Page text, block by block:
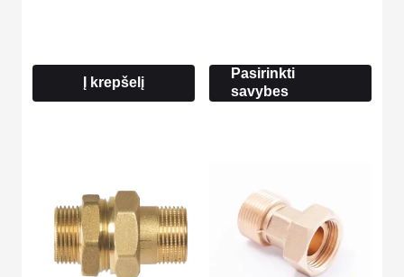
Į krepšelį 24.50 €
Pasirinkti
savybes